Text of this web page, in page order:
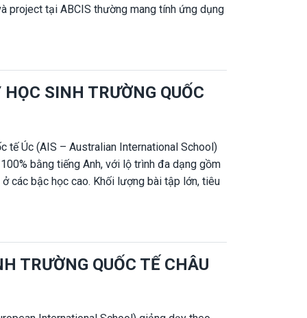
project tại ABCIS thường mang tính ứng dụng
thay vì học thuộc. Chính vì vậy, nhiều phụ
để hỗ trợ con theo sát chương trình học của
SINH TRƯỜNG QUỐC
tế Úc (AIS – Australian International School)
bằng tiếng Anh, với lộ trình đa dạng gồm
các bậc học cao. Khối lượng bài tập lớn, tiêu
sinh cần gia sư chuyên sâu để theo kịp
tập ổn định. Gia sư Nhân Đức cung cấp gia sư
TRƯỜNG QUỐC TẾ CHÂU